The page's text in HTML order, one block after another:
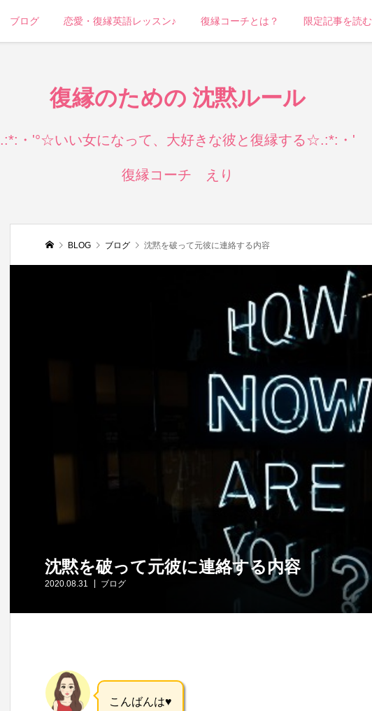
ブログ 恋愛・復縁英語レッスン♪ 復縁コーチとは？ 限定記事を読む
復縁のための 沈黙ルール
.:*:・'°☆いい女になって、大好きな彼と復縁する☆.:*:・'
復縁コーチ えり
BLOG ブログ 沈黙を破って元彼に連絡する内容
沈黙を破って元彼に連絡する内容
2020.08.31 ブログ
こんばんは♥